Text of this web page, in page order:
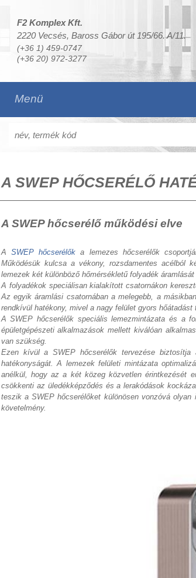
F2 Komplex Kft.
2220 Vecsés, Baross Gábor út 195/66. A/11.
(+36 1) 459-0747
(+36 20) 972-3277
Menü
A SWEP HŐCSERÉLŐ
A SWEP hőcserélő működési elve
A SWEP hőcserélők a lemezes hőcserélők
Működésük kulcsa a vékony, rozsdamentes acélból
lemezek két különböző hőmérsékletű folyadék
A folyadékok speciálisan kialakított csatornákon
Az egyik áramlási csatornában a melegebb, a
rendkívül hatékony, mivel a nagy felület gyors hőátadást
A SWEP hőcserélők speciális lemezmintázata és a
épületgépészeti alkalmazások mellett kiválóan
van szükség.
Ezen kívül a SWEP hőcserélők tervezése
hatékonyságát. A lemezek felületi mintázata
anélkül, hogy az a két közeg közvetlen érintkezését
csökkenti az üledékképződés és a lerakódások
teszik a SWEP hőcserélőket különösen vonzóvá
követelmény.